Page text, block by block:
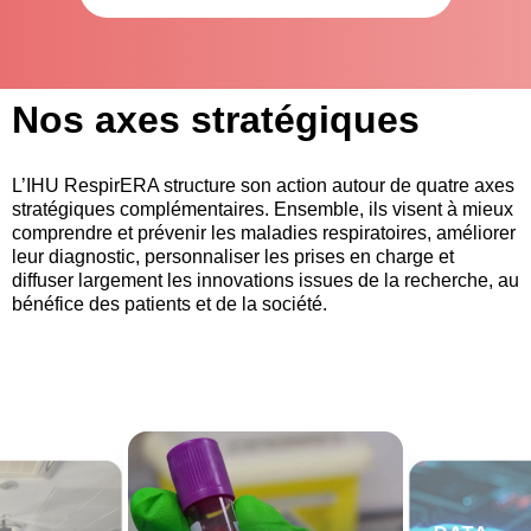
Nos axes stratégiques
L’IHU RespirERA structure son action autour de quatre axes
stratégiques complémentaires. Ensemble, ils visent à mieux
comprendre et prévenir les maladies respiratoires, améliorer
leur diagnostic, personnaliser les prises en charge et
diffuser largement les innovations issues de la recherche, au
bénéfice des patients et de la société.